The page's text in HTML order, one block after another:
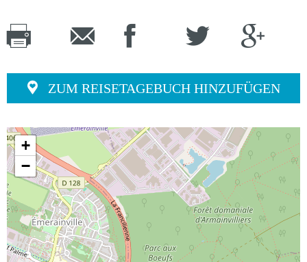
ZUM REISETAGEBUCH HINZUFÜGEN
+
−